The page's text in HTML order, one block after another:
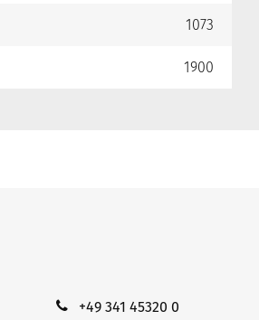
1073
1900
+49 341 45320 0